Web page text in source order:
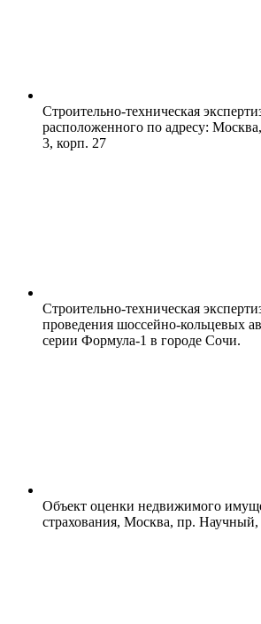
Строительно-техническая
расположенного по адресу:
3, корп. 27
Строительно-техническая
проведения шоссейно-кольцевых
серии Формула-1 в городе Сочи.
Объект оценки недвижимого
страхования, Москва, пр. Научный,